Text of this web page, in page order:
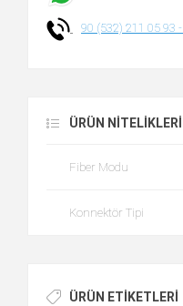
90 (532) 211 05 93 -
ÜRÜN NITELIKLERI
Fiber Modu
Konnektör Tipi
ÜRÜN ETIKETLERI